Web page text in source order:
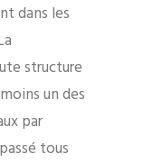
dans les
structure
un des
par
tous